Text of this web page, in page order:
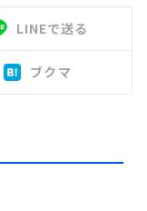
LINEで送る
ブクマ